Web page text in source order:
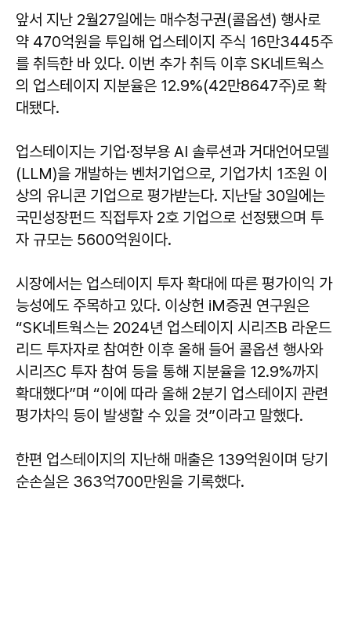
앞서 지난 2월27일에는 매수청구권(콜옵션) 행사로
약 470억원을 투입해 업스테이지 주식 16만3445주
를 취득한 바 있다. 이번 추가 취득 이후 SK네트웍스
의 업스테이지 지분율은 12.9%(42만8647주)로 확
대됐다.
업스테이지는 기업·정부용 AI 솔루션과 거대언어모델
(LLM)을 개발하는 벤처기업으로, 기업가치 1조원 이
상의 유니콘 기업으로 평가받는다. 지난달 30일에는
국민성장펀드 직접투자 2호 기업으로 선정됐으며 투
자 규모는 5600억원이다.
시장에서는 업스테이지 투자 확대에 따른 평가이익 가
능성에도 주목하고 있다. 이상헌 iM증권 연구원은
“SK네트웍스는 2024년 업스테이지 시리즈B 라운드
리드 투자자로 참여한 이후 올해 들어 콜옵션 행사와
시리즈C 투자 참여 등을 통해 지분율을 12.9%까지
확대했다”며 “이에 따라 올해 2분기 업스테이지 관련
평가차익 등이 발생할 수 있을 것”이라고 말했다.
한편 업스테이지의 지난해 매출은 139억원이며 당기
순손실은 363억700만원을 기록했다.